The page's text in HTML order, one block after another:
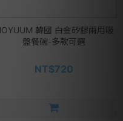
韓國 白金矽膠兩用吸
盤餐碗-多款可選
NT$720